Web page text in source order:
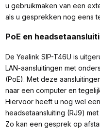
u gebruikmaken van een
als u gesprekken nog eens
PoE en
De Yealink SIP-T46U is
LAN-aansluitingen met
(PoE). Met deze
naar een computer en
Hiervoor heeft u nog wel een
headsetaansluiting (RJ9)
Zo kan een gesprek op